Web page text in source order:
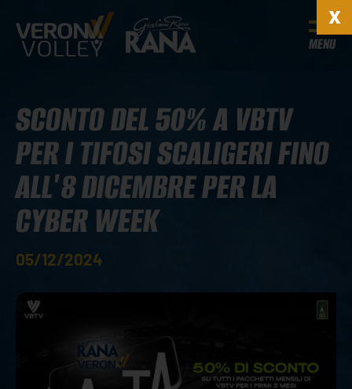
MENU
SCONTO DEL 50% A VBTV
PER I TIFOSI SCALIGERI FINO
ALL'8 DICEMBRE PER LA
CYBER WEEK
05/12/2024